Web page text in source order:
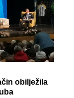
obilježila